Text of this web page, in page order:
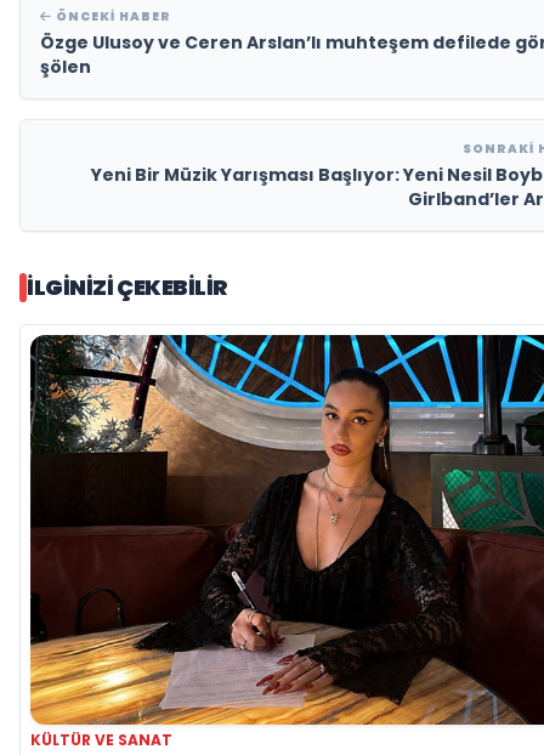
ÖNCEKI HABER
Özge Ulusoy ve Ceren Arslan’lı muhteşem defilede
şölen
SONRAKI
Yeni Bir Müzik Yarışması Başlıyor: Yeni Nesil
Girlband’ler
İLGINIZI ÇEKEBILIR
KÜLTÜR VE SANAT